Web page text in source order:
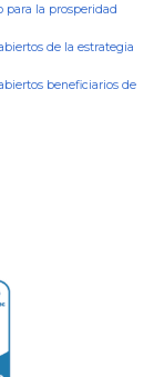
para la prosperidad
de la estrategia
beneficiarios de